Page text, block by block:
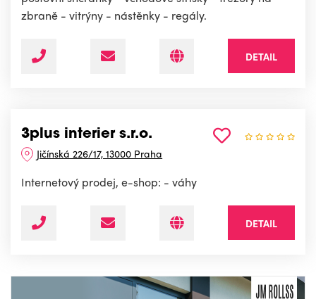
zbraně - vitrýny - nástěnky - regály.
DETAIL
3plus interier s.r.o.
Jičínská 226/17, 13000 Praha
Internetový prodej, e-shop: - váhy
DETAIL